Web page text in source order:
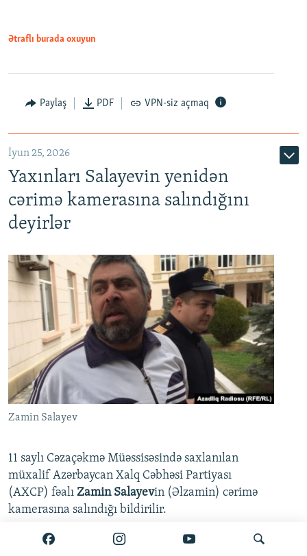
Ətraflı burada oxuyun
Paylaş PDF VPN-siz açmaq
İyun 25, 2026
Yaxınları Salayevin yenidən
cərimə kamerasına salındığını
deyirlər
Zamin Salayev
11 saylı Cəzaçəkmə Müəssisəsində saxlanılan
müxalif Azərbaycan Xalq Cəbhəsi Partiyası
(AXCP) fəalı Zamin Salayevin (Əlzamin) cərimə
kamerasına salındığı bildirilir.